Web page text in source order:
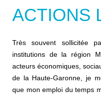
ACTIONS
Très souvent sollicitée
institutions de la région
acteurs économiques,
de la Haute-Garonne, je
que mon emploi du temps